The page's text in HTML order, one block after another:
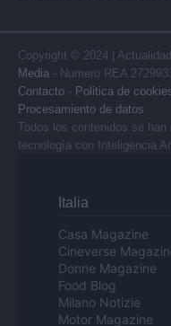
Copyright © 2024 |
Media - Numero REA
Contacto - Politica de
Procesamiento de datos
Todos los contenidos se
tecnología con Inteligencia
Italia
Casa Magazine
Cineverse
Donne Magazine
Food Blog
Milano Notizie
Motor Magazine